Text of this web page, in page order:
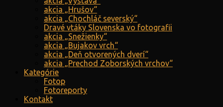
akcia „Hrušov“
akcia „Chochláč severský“
Dravé vtáky Slovenska vo fotografii
akcia „Snežienky“
akcia „Bujakov vrch“
akcia „Deň otvorených dverí“
akcia „Prechod Zoborských vrchov“
Kategórie
Fotop
Fotoreporty
Kontakt